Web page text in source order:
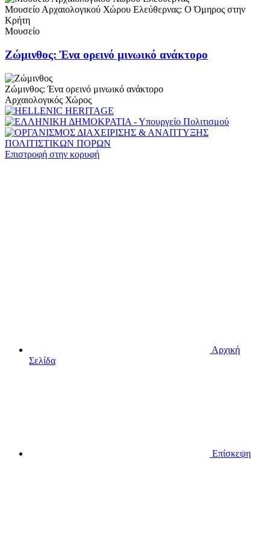
Μουσείο Αρχαιολογικού Χώρου Ελεύθερνας: Ο Όμηρος στην
Κρήτη
Μουσείο
Ζώμινθος: Ένα ορεινό μινωικό ανάκτορο
Ζώμινθος: Ένα ορεινό μινωικό ανάκτορο
Αρχαιολογικός Χώρος
Επιστροφή στην κορυφή
Αρχική
Σελίδα
Επίσκεψη